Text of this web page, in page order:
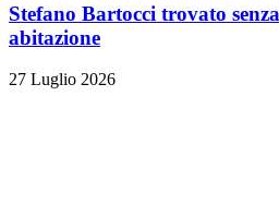
Stefano Bartocci trovato
abitazione
27 Luglio 2026